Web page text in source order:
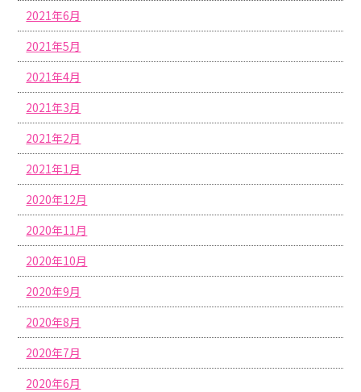
2021年6月
2021年5月
2021年4月
2021年3月
2021年2月
2021年1月
2020年12月
2020年11月
2020年10月
2020年9月
2020年8月
2020年7月
2020年6月